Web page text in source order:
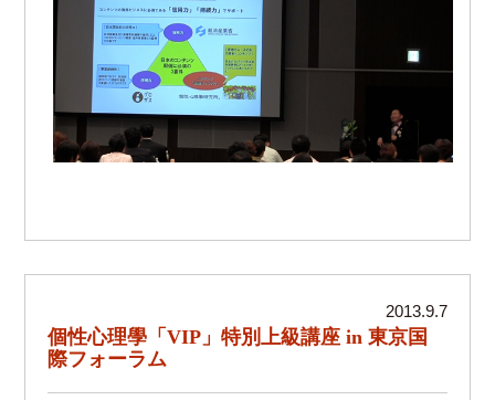
2013.9.7
個性心理學「VIP」特別上級講座 in 東京国
際フォーラム